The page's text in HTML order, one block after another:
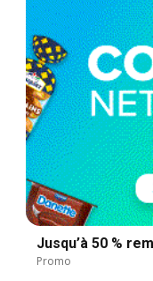
Jusqu’à 50 %
Promo